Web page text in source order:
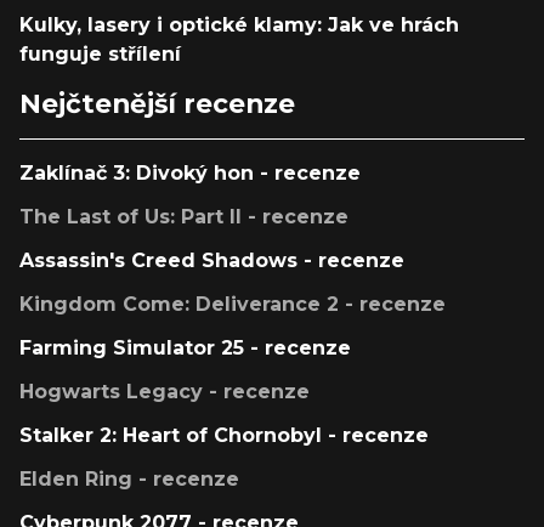
Kulky, lasery i optické klamy: Jak ve hrách
funguje střílení
Nejčtenější recenze
Zaklínač 3: Divoký hon - recenze
The Last of Us: Part II - recenze
Assassin's Creed Shadows - recenze
Kingdom Come: Deliverance 2 - recenze
Farming Simulator 25 - recenze
Hogwarts Legacy - recenze
Stalker 2: Heart of Chornobyl - recenze
Elden Ring - recenze